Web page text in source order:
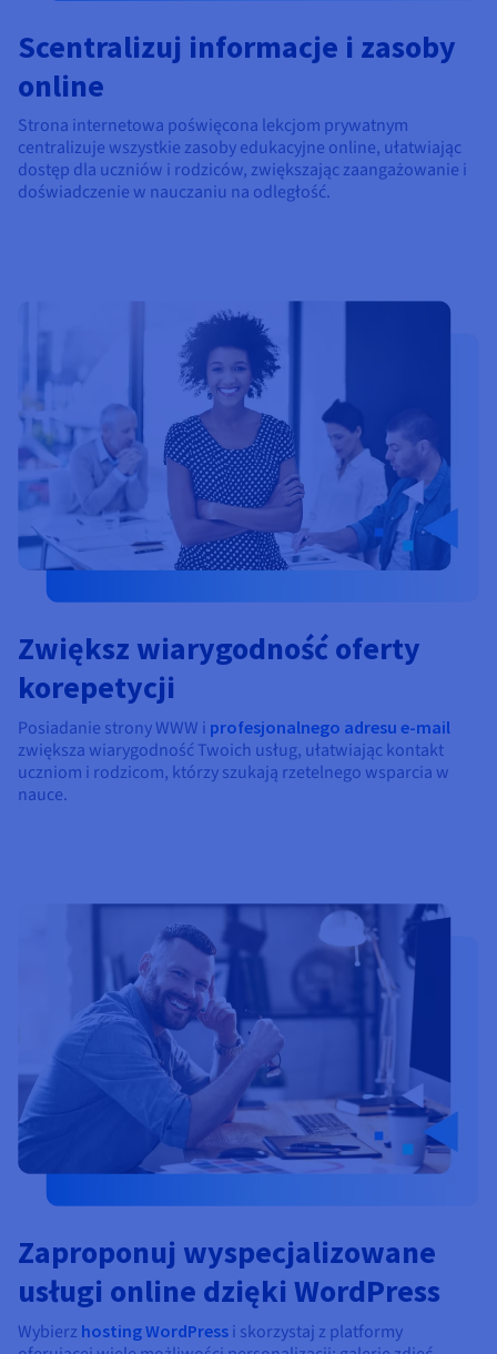
Scentralizuj informacje i zasoby
online
Strona internetowa poświęcona lekcjom prywatnym
centralizuje wszystkie zasoby edukacyjne online, ułatwiając
dostęp dla uczniów i rodziców, zwiększając zaangażowanie i
doświadczenie w nauczaniu na odległość.
Zwiększ wiarygodność oferty
korepetycji
Posiadanie strony WWW i profesjonalnego adresu e-mail
zwiększa wiarygodność Twoich usług, ułatwiając kontakt
uczniom i rodzicom, którzy szukają rzetelnego wsparcia w
nauce.
Zaproponuj wyspecjalizowane
usługi online dzięki WordPress
Wybierz hosting WordPress i skorzystaj z platformy